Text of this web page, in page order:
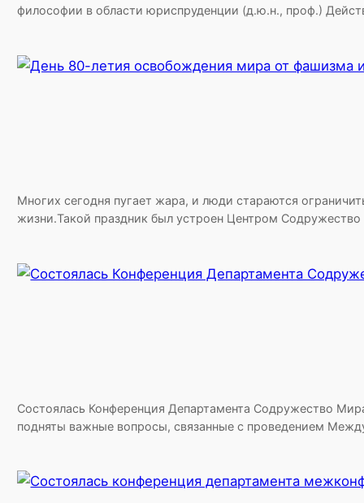
философии в области юриспруденции (д.ю.н., проф.)
Многих сегодня пугает жара, и люди стараются
жизни.Такой праздник был устроен Центром
Состоялась Конференция Департамента Содружество
подняты важные вопросы, связанные с проведением